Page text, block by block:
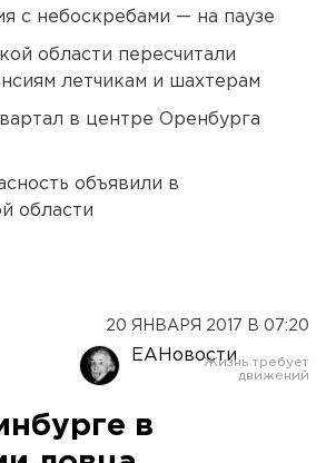
с небоскребами — на паузе
области пересчитали
летчикам и шахтерам
в центре Оренбурга
объявили в
области
20 ЯНВАРЯ 2017 В 07:20
ЕАНовости
в